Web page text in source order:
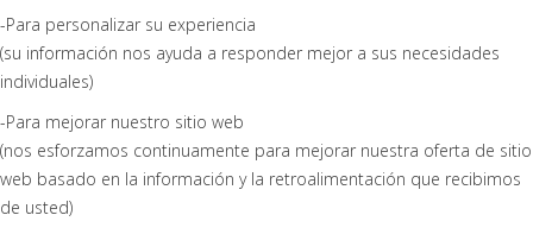
-Para personalizar su experiencia
(su información nos ayuda a responder mejor a sus necesidades
individuales)
-Para mejorar nuestro sitio web
(nos esforzamos continuamente para mejorar nuestra oferta de sitio
web basado en la información y la retroalimentación que recibimos
de usted)